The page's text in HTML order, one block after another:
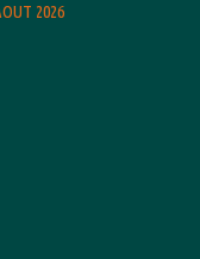
2026